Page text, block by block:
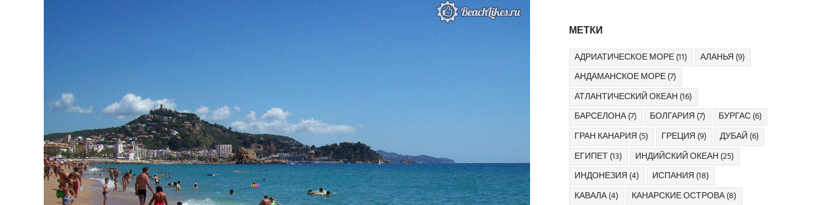
МЕТКИ
АДРИАТИЧЕСКОЕ МОРЕ(11) АЛАНЬЯ (9)
АНДАМАНСКОЕ МОРЕ(7)
АТЛАНТИЧЕСКИЙ ОКЕАН (16)
БАРСЕЛОНА(7) БОЛГАРИЯ (7) БУРГАС(6)
ГРАН КАНАРИЯ (5) ГРЕЦИЯ (9) ДУБАЙ (6)
ЕГИПЕТ(13) ИНДИЙСКИЙ ОКЕАН (25)
ИНДОНЕЗИЯ (4) ИСПАНИЯ (18)
КАВАЛА(4) КАНАРСКИЕ ОСТРОВА(8)